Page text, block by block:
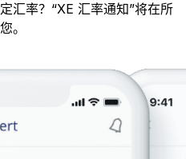
汇率？“XE 汇率通知”将在所
。